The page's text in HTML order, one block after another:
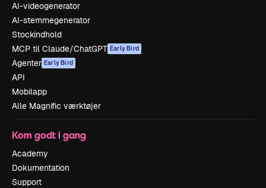
AI-videogenerator
AI-stemmegenerator
Stockindhold
MCP til Claude/ChatGPT Early Bird
Agenter Early Bird
API
Mobilapp
Alle Magnific værktøjer
Kom godt i gang
Academy
Dokumentation
Support